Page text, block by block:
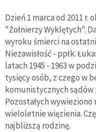
Dzień 1 marca od 2011 r.
"Żołnierzy Wyklętych".
wyroku śmierci na
Niezawisłość - ppłk.
latach 1945 - 1963 w
tysięcy osób, z czego w
komunistycznych sądów
Pozostałych wywieziono
wieloletnie więzienia.
najbliższą rodzinę.